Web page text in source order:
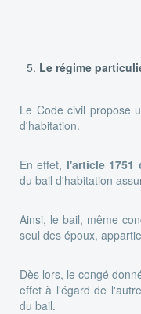
Le régime
Le Code civil propose
d'habitation.
En effet, l'article 1751
du bail d'habitation
Ainsi, le bail, même
seul des époux,
Dès lors, le congé
effet à l'égard de
du bail.